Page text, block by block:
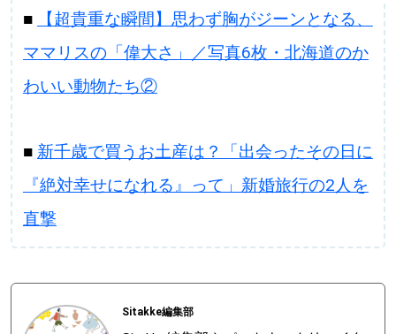
■
【超貴重な瞬間】思わず胸がジーンとなる、
ママリスの「偉大さ」／写真6枚・北海道のか
わいい動物たち②
■ 新千歳で買うお土産は？「出会ったその日に
『絶対幸せになれる』って」新婚旅行の2人を
直撃
Sitakke編集部